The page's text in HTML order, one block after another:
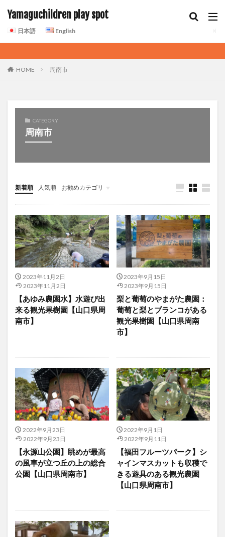
Yamaguchildren play spot
日本語 English
HOME 周南市
CATEGORY
周南市
新着順 人気順 お勧めカテゴリ
2023年11月2日
2023年11月2日
【あゆみ農園水】水遊び出
来る観光果樹園【山口県周
南市】
2023年9月15日
2023年9月15日
梨と葡萄のやまがた農園：
葡萄と梨とブランコがある
観光果樹園【山口県周南
市】
2022年9月23日
2022年9月23日
【永源山公園】眺めが最高
の風車が立つ丘の上の総合
公園【山口県周南市】
2022年9月1日
2022年9月11日
【福田フルーツパーク】シ
ャインマスカットも収穫で
きる遊具のある観光農園
【山口県周南市】